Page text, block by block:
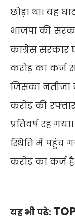
छोड़ा था। यह
भाजपा की
कांग्रेस सरकार
करोड़ का कर्ज
जिसका नतीजा
करोड़ की
प्रतिवर्ष रह
स्थिति में पहुंच
करोड़ का कर्ज
यह भी पढे: